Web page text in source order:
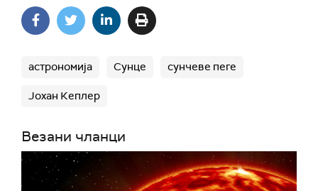
астрономија Сунце сунчеве пеге
Јохан Кеплер
Везани чланци